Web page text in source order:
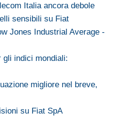
Italia ancora debole
sensibili su Fiat
Jones Industrial Average -
gli indici mondiali:
migliore nel breve,
su Fiat SpA